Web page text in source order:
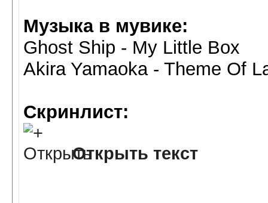
Музыка в мувике:
Ghost Ship - My Little Box
Akira Yamaoka - Theme Of
Скринлист:
Открыть текст